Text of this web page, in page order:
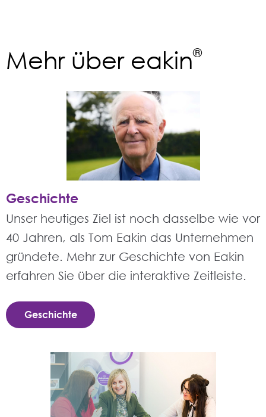
Mehr über eakin®
Geschichte
Unser heutiges Ziel ist noch dasselbe wie vor
40 Jahren, als Tom Eakin das Unternehmen
gründete. Mehr zur Geschichte von Eakin
erfahren Sie über die interaktive Zeitleiste.
Geschichte